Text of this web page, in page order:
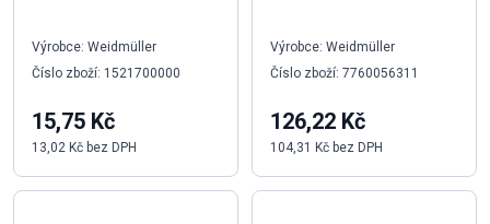
Výrobce: Weidmüller
Číslo zboží: 1521700000
15,75 Kč
13,02 Kč bez DPH
Výrobce: Weidmüller
Číslo zboží: 7760056311
126,22 Kč
104,31 Kč bez DPH